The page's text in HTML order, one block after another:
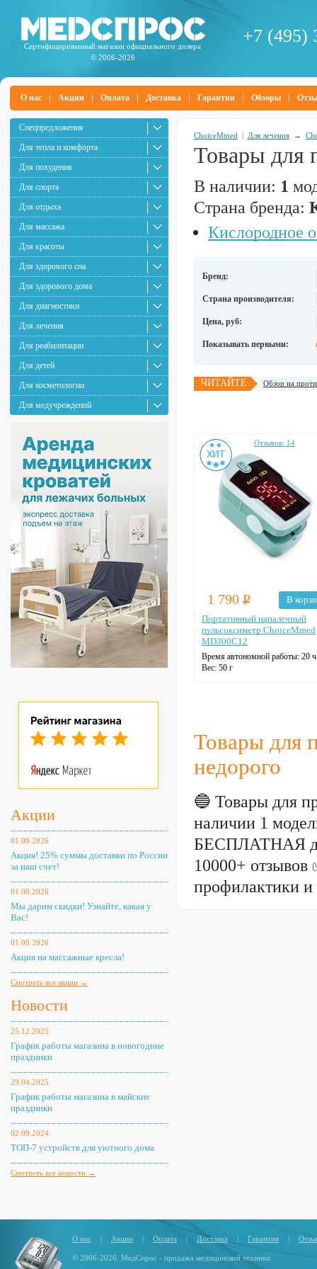
Сертифицированный магазин официального дилера
© 2006-2026
+7 (495)
О нас Акции Оплата Доставка Гарантия Обзоры
Спецпредложения
Для тепла и комфорта
Для похудения
Для спорта
Для отдыха
Для массажа
Для красоты
Для здорового сна
Для здорового дома
Для диагностики
Для лечения
Для реабилитации
Для детей
Для косметологии
Для медучреждений
Акции
01.08.2026
Акция! 25% суммы доставки по России
за наш счет!
01.08.2026
Мы дарим скидки! Узнайте, какая у
Вас!
01.08.2026
Акция на массажные кресла!
Смотреть все акции →
Новости
25.12.2025
График работы магазина в новогодние
праздники
29.04.2025
График работы магазина в майские
праздники
02.09.2024
ТОП-7 устройств для уютного дома
Смотреть все новости →
ChoiceMmed | Для лечения →
Товары для
В наличии: 1
Страна бренда:
Кислородное
Бренд:
Страна производителя:
Цена, руб:
Показывать первыми:
ЧИТАЙТЕ Обзор на
Отзывов: 14
1 790 Р
В
Портативный напалечный
пульсоксиметр ChoiceMmed
MD300C12
Время автономной работы: 20 ч
Вес: 50 г
Товары для
недорого
🔵 Товары для
наличии 1
БЕСПЛАТНАЯ
10000+ отзывов
профилактики
О нас | Акции | Оплата | Доставка | Гарантия |
© 2006-2026. МедСпрос - продажа медицинской техники